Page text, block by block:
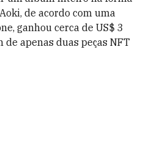
de acordo com uma
ganhou cerca de US$ 3
apenas duas peças NFT